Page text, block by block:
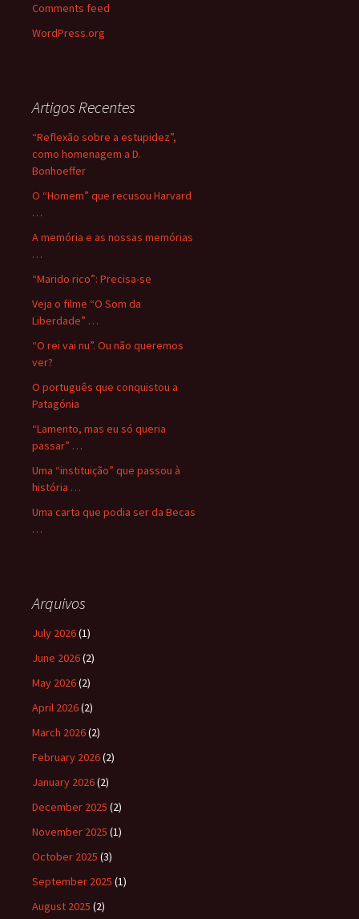
Comments feed
WordPress.org
Artigos Recentes
“Reflexão sobre a estupidez”,
como homenagem a D.
Bonhoeffer
O “Homem” que recusou Harvard
…
A memória e as nossas memórias
…
“Marido rico”: Precisa-se
Veja o filme “O Som da
Liberdade” …
“O rei vai nu”. Ou não queremos
ver?
O português que conquistou a
Patagónia
“Lamento, mas eu só queria
passar” …
Uma “instituição” que passou à
história …
Uma carta que podia ser da Becas
…
Arquivos
July 2026(1)
June 2026(2)
May 2026(2)
April 2026(2)
March 2026(2)
February 2026(2)
January 2026(2)
December 2025 (2)
November 2025 (1)
October 2025 (3)
September 2025 (1)
August 2025 (2)